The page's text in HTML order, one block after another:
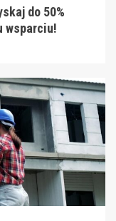
do 50%
wsparciu!